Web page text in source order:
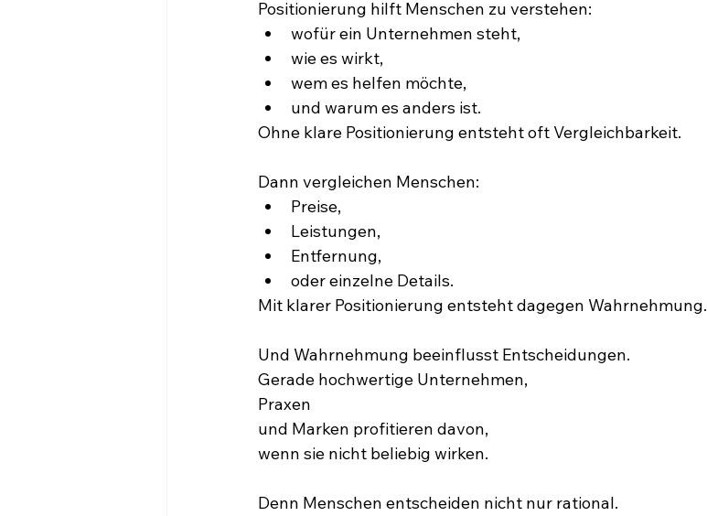
Positionierung hilft Menschen zu verstehen:
wofür ein Unternehmen steht,
wie es wirkt,
wem es helfen möchte,
und warum es anders ist.
Ohne klare Positionierung entsteht oft Vergleichbarkeit.
Dann vergleichen Menschen:
Preise,
Leistungen,
Entfernung,
oder einzelne Details.
Mit klarer Positionierung entsteht dagegen Wahrnehmung.
Und Wahrnehmung beeinflusst Entscheidungen.
Gerade hochwertige Unternehmen,
Praxen
und Marken profitieren davon,
wenn sie nicht beliebig wirken.
Denn Menschen entscheiden nicht nur rational.